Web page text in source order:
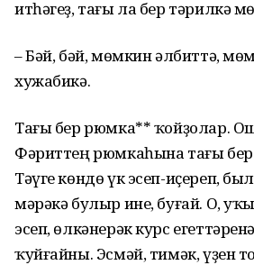
итһәгеҙ, тағы ла бер тәрилкә
– Бәй, бәй, мөмкин әлбиттә,
хужабикә.
Тағы бер рюмка** ҡойҙолар.
Фәриттең рюмкаһына тағы
Тәүге көндө үк эсеп-иҫереп,
мәрәкә булыр ине, буғай. О,
эсеп, өлкәнерәк курс
ҡуйғайны. Эсмәй, тимәк, үҙен